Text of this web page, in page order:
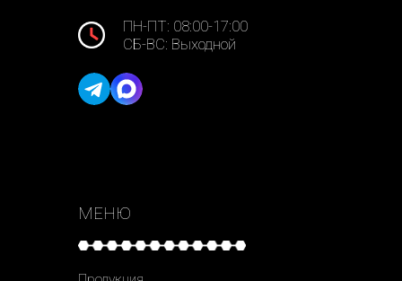
ПН-ПТ: 08:00-17:00
СБ-ВС: Выходной
МЕНЮ